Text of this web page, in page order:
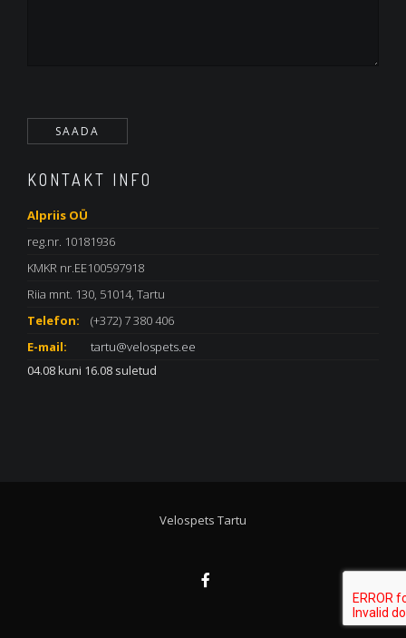
KONTAKT INFO
Alpriis OÜ
reg.nr. 10181936
KMKR nr.EE100597918
Riia mnt. 130, 51014, Tartu
Telefon:
(+372) 7 380 406
E-mail:
tartu@velospets.ee
04.08 kuni 16.08 suletud
Velospets Tartu